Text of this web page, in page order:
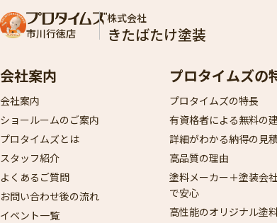
市川行徳店
株式会社
きたばたけ塗装
会社案内
会社案内
ショールームのご案内
プロタイムズとは
スタッフ紹介
よくあるご質問
お問い合わせ後の流れ
イベント一覧
プロタイムズの
プロタイムズの特長
有資格者による無料の
詳細がわかる納得の見
高品質の理由
塗料メーカー＋塗装会
で安心
高性能のオリジナル塗